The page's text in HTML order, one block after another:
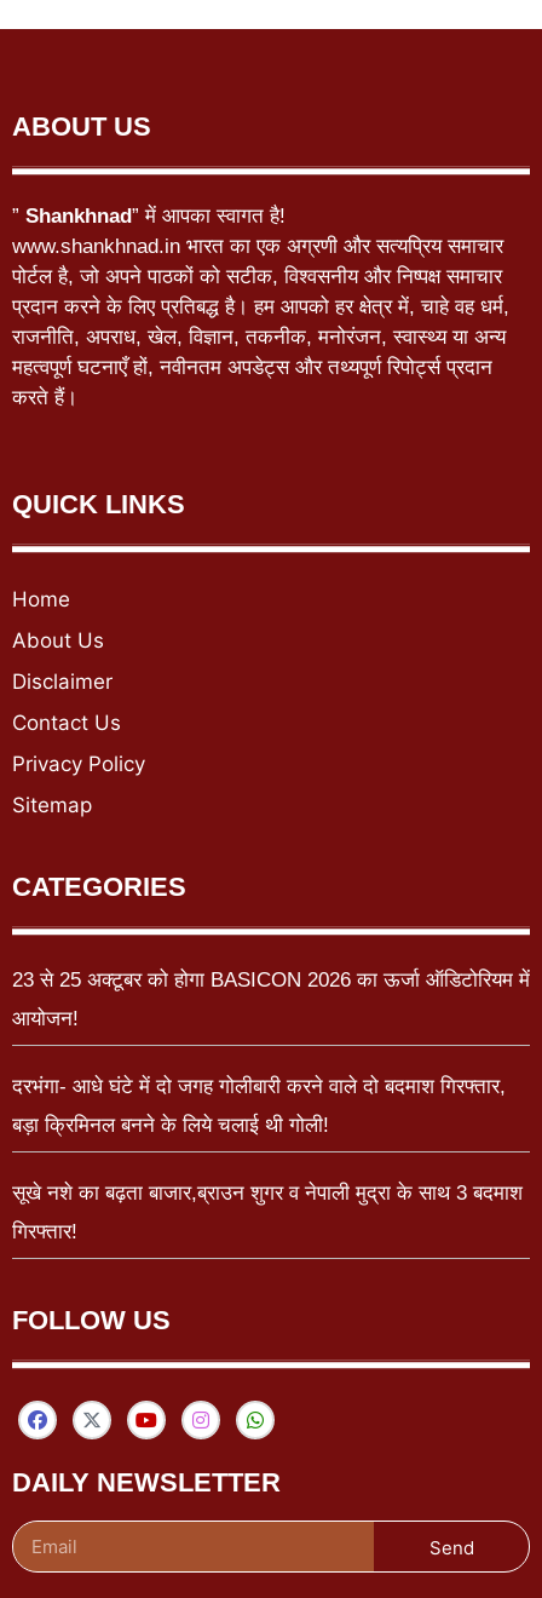
ABOUT US
” Shankhnad” में आपका स्वागत है!
www.shankhnad.in भारत का एक अग्रणी और सत्यप्रिय समाचार
पोर्टल है, जो अपने पाठकों को सटीक, विश्वसनीय और निष्पक्ष समाचार
प्रदान करने के लिए प्रतिबद्ध है। हम आपको हर क्षेत्र में, चाहे वह धर्म,
राजनीति, अपराध, खेल, विज्ञान, तकनीक, मनोरंजन, स्वास्थ्य या अन्य
महत्वपूर्ण घटनाएँ हों, नवीनतम अपडेट्स और तथ्यपूर्ण रिपोर्ट्स प्रदान
करते हैं।
QUICK LINKS
Home
About Us
Disclaimer
Contact Us
Privacy Policy
Sitemap
CATEGORIES
23 से 25 अक्टूबर को होगा BASICON 2026 का ऊर्जा ऑडिटोरियम में
आयोजन!
दरभंगा- आधे घंटे में दो जगह गोलीबारी करने वाले दो बदमाश गिरफ्तार,
बड़ा क्रिमिनल बनने के लिये चलाई थी गोली!
सूखे नशे का बढ़ता बाजार,ब्राउन शुगर व नेपाली मुद्रा के साथ 3 बदमाश
गिरफ्तार!
FOLLOW US
DAILY NEWSLETTER
Send